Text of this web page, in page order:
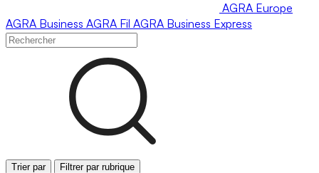
AGRA Europe
AGRA Business AGRA Fil AGRA Business Express
Trier par Filtrer par rubrique